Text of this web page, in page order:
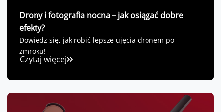
Drony i fotografia nocna – jak osiągać dobre
efekty?
Dowiedz się, jak robić lepsze ujęcia dronem po
zmroku!
Czytaj więcej